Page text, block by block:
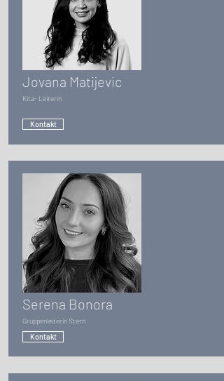
Jovana Matijevic
Kita- Leiterin
Kontakt
Serena Bonora
Gruppenleiterin Stern
Kontakt